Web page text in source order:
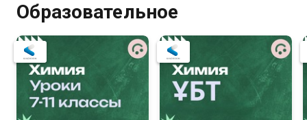
Образовательное